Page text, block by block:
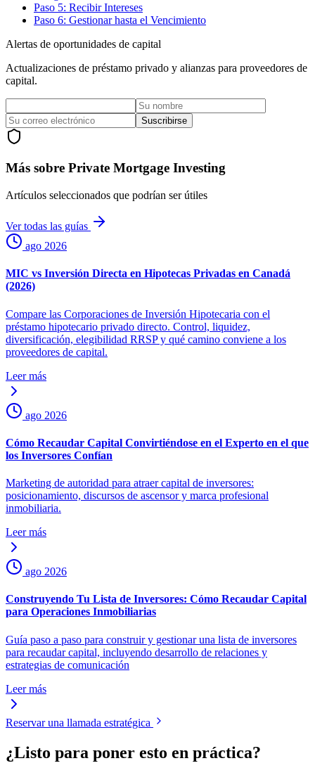
Paso 5: Recibir Intereses
Paso 6: Gestionar hasta el Vencimiento
Alertas de oportunidades de capital
Actualizaciones de préstamo privado y alianzas para proveedores de
capital.
Suscribirse
Más sobre Private Mortgage Investing
Artículos seleccionados que podrían ser útiles
Ver todas las guías
ago 2026
MIC vs Inversión Directa en Hipotecas Privadas en Canadá
(2026)
Compare las Corporaciones de Inversión Hipotecaria con el
préstamo hipotecario privado directo. Control, liquidez,
diversificación, elegibilidad RRSP y qué camino conviene a los
proveedores de capital.
Leer más
ago 2026
Cómo Recaudar Capital Convirtiéndose en el Experto en el que
los Inversores Confían
Marketing de autoridad para atraer capital de inversores:
posicionamiento, discursos de ascensor y marca profesional
inmobiliaria.
Leer más
ago 2026
Construyendo Tu Lista de Inversores: Cómo Recaudar Capital
para Operaciones Inmobiliarias
Guía paso a paso para construir y gestionar una lista de inversores
para recaudar capital, incluyendo desarrollo de relaciones y
estrategias de comunicación
Leer más
Reservar una llamada estratégica
¿Listo para poner esto en práctica?